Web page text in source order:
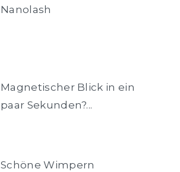
Nanolash
Magnetischer Blick in ein
paar Sekunden?...
Schöne Wimpern